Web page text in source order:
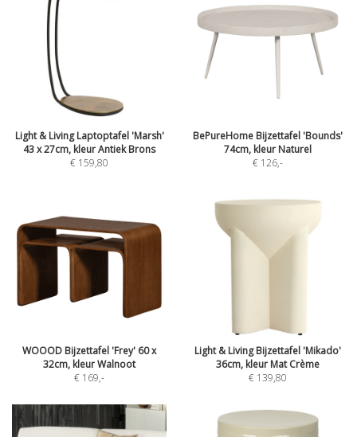
Light & Living Laptoptafel 'Marsh'
43 x 27cm, kleur Antiek Brons
€ 159,80
BePureHome Bijzettafel 'Bounds'
74cm, kleur Naturel
€ 126,-
WOOOD Bijzettafel 'Frey' 60 x
32cm, kleur Walnoot
€ 169,-
Light & Living Bijzettafel 'Mikado'
36cm, kleur Mat Crème
€ 139,80